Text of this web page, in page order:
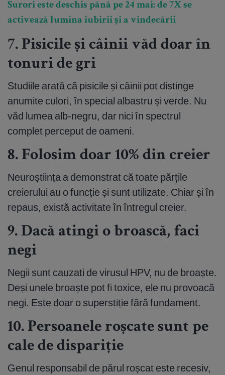
Surori este deschis până pe 24 mai: de 7X se
activează lumina iubirii și a vindecării
7. Pisicile și câinii văd doar în
tonuri de gri
Studiile arată că pisicile și câinii pot distinge
anumite culori, în special albastru și verde. Nu
văd lumea alb-negru, dar nici în spectrul
complet perceput de oameni.
8. Folosim doar 10% din creier
Neuroștiința a demonstrat că toate părțile
creierului au o funcție și sunt utilizate. Chiar și în
repaus, există activitate în întregul creier.
9. Dacă atingi o broască, faci
negi
Negii sunt cauzati de virusul HPV, nu de broaște.
Deși unele broaște pot fi toxice, ele nu provoacă
negi. Este doar o superstiție fără fundament.
10. Persoanele roșcate sunt pe
cale de dispariție
Genul responsabil de părul roșcat este recesiv,